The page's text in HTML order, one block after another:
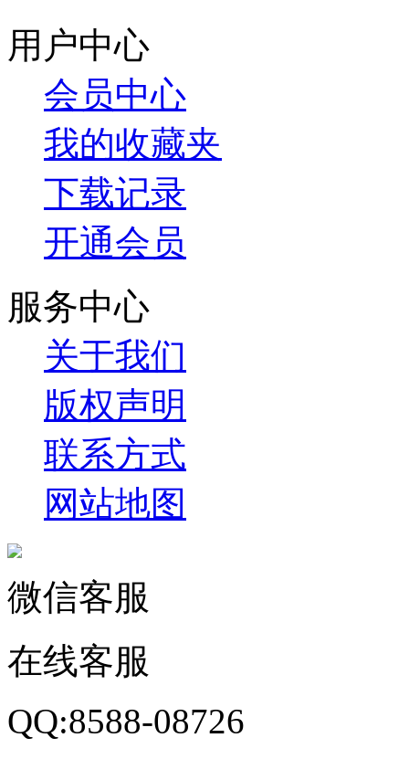
用户中心
会员中心
我的收藏夹
下载记录
开通会员
服务中心
关于我们
版权声明
联系方式
网站地图
微信客服
在线客服
QQ:8588-08726